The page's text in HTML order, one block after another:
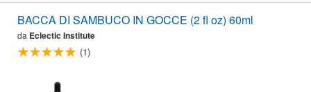
BACCA DI SAMBUCO IN GOCCE (2 fl oz) 60ml
da Eclectic Institute
(1)